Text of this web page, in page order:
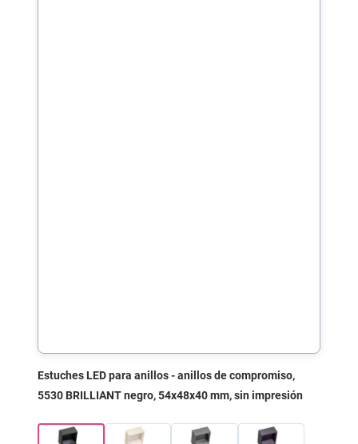
Estuches LED para anillos - anillos de compromiso,
5530 BRILLIANT negro, 54x48x40 mm, sin impresión